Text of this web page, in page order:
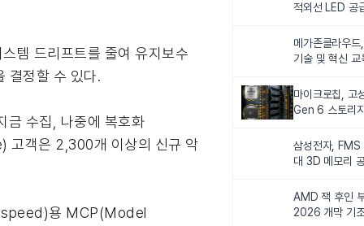
템 드리프트를 줄여 유지보수
결정할 수 있다.
수집, 나중에 복호화
고객은 2,300개 이상의 신규 악
용 MCP(Model
적외선 LED 공
메가존클라우드
기술 및 혁신
마이크로칩, 고
Gen 6 스토리
삼성전자,
대 3D 메모리
AMD 잭 후인
2026 개막 기